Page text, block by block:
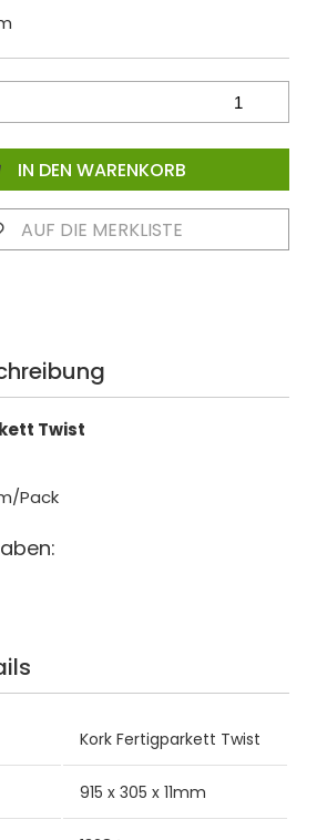
IN DEN WARENKORB
AUF DIE MERKLISTE
Twist
Pack
Kork Fertigparkett Twist
915 x 305 x 11mm